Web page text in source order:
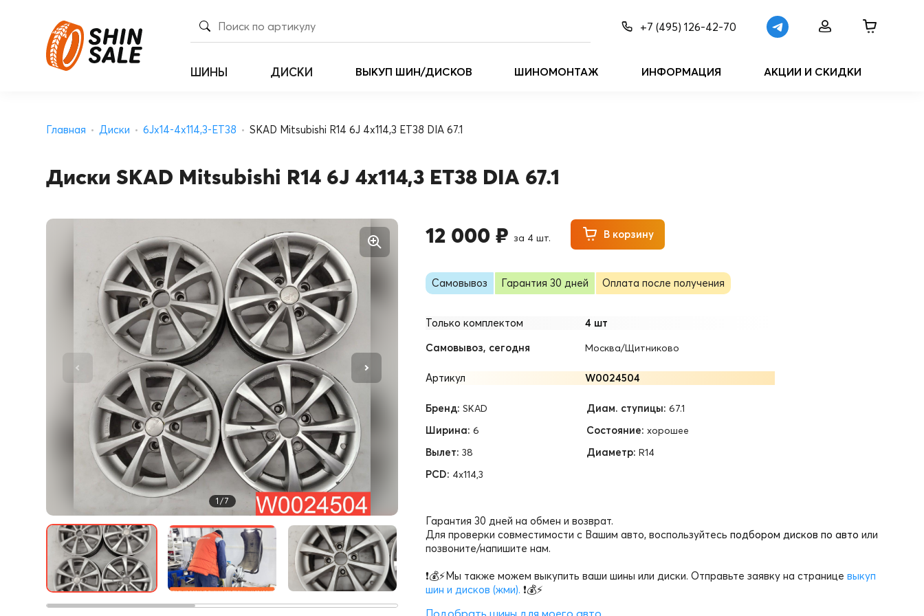
+7 (495) 126-42-70
ШИНЫ ДИСКИ ВЫКУП ШИН/ДИСКОВ ШИНОМОНТАЖ ИНФОРМАЦИЯ АКЦИИ И СКИДКИ
Главная Диски 6Jx14-4x114,3-ET38 SKAD Mitsubishi R14 6J 4x114,3 ET38 DIA 67.1
Диски SKAD Mitsubishi R14 6J 4x114,3 ET38 DIA 67.1
1 /7
12 000 ₽ за 4 шт. В корзину
Самовывоз Гарантия 30 дней Оплата после получения
Только комплектом
4 шт
Самовывоз, сегодня
Москва/Щитниково
Артикул W0024504
Бренд: SKAD Диам. ступицы: 67.1
Ширина: 6 Состояние: хорошее
Вылет: 38 Диаметр: R14
PCD: 4x114,3
Гарантия 30 дней на обмен и возврат.
Для проверки совместимости с Вашим авто, воспользуйтесь подбором дисков по авто или
позвоните/напишите нам.
❗💰⚡Мы также можем выкупить ваши шины или диски. Отправьте заявку на странице выкуп
шин и дисков (жми). ❗💰⚡
Подобрать шины для моего авто